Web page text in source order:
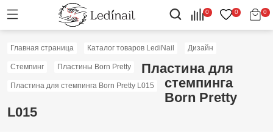
0 0 0
Главная страница Каталог товаров LediNail Дизайн
Стемпинг Пластины Born Pretty
Пластина для стемпинга Born Pretty L015
Пластина для
стемпинга
Born Pretty
L015